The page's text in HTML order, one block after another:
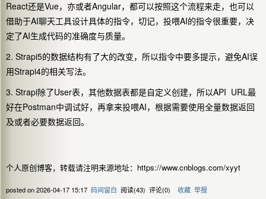
React还是Vue，亦或者Angular，都可以按照这个流程来走，也可以
借助于AI聊天工具设计具体的指令，切记，投喂AI的指令很重要，决
定了AI生成代码的准确度与质量。
2. Strapi5的数据结构有了大的改变，所以指令中要多提示，避免AI误
用Strapi4的相关写法。
3. Strapi除了User表，其他数据表都是自定义创建，所以API URL最
好在Postman中调试好，再拿来投喂AI，根据需要使用全量数据返回
及或者必要数据返回。
个人原创博客，转载请注明来源地址：https://www.cnblogs.com/xyyt
posted on2026-04-17 15:17 码间留白 阅读(43) 评论(0) 收藏 举报